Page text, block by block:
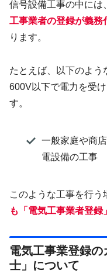
信号設備工事の中には
工事業者の登録が義務
ります。
たとえば、以下のよう
600V以下で電力を受
す。
一般家庭や商
電設備の工事
このような工事を行う
も「電気工事業者登録
電気工事業登録
士」について